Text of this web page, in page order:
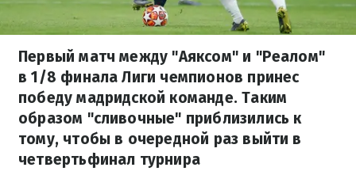
Первый матч между "Аяксом" и "Реалом"
в 1/8 финала Лиги чемпионов принес
победу мадридской команде. Таким
образом "сливочные" приблизились к
тому, чтобы в очередной раз выйти в
четвертьфинал турнира